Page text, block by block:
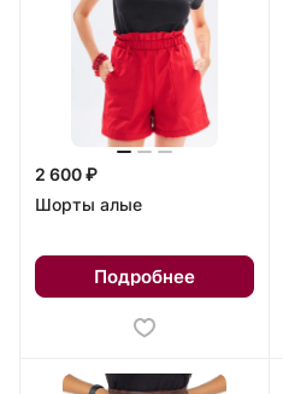
2 600 ₽
Шорты алые
Подробнее